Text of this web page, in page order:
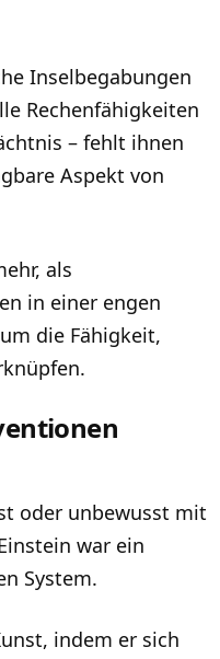
Inselbegabungen
Rechenfähigkeiten
– fehlt ihnen
Aspekt von
als
in einer engen
die Fähigkeit,
oder unbewusst mit
war ein
System.
indem er sich